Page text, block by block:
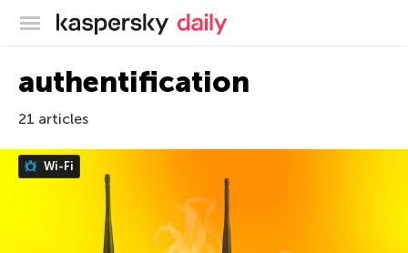
Blog officiel de Kaspersky
authentification
21 articles
Wi-Fi